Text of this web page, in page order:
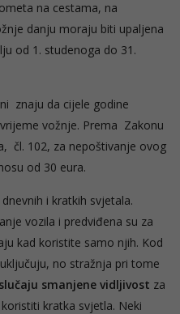
na cestama, na
danju moraju biti upaljena
od 1. studenoga do 31.
znaju da cijele godine
vožnje. Prema Zakonu
čl. 102, za nepoštivanje ovog
od 30 eura.
i kratkih svjetala.
vozila i predviđena su za
kad koristite samo njih. Kod
no stražnja pri tome
smanjene vidljivost za
kratka svjetla. Neki